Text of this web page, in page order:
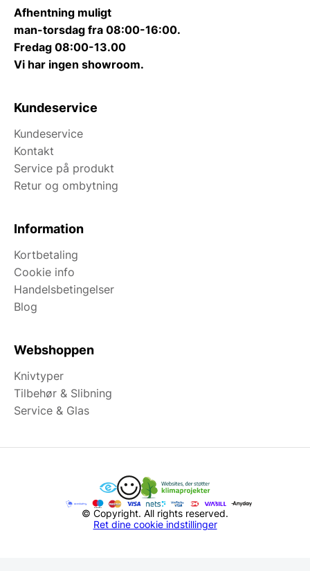
Afhentning muligt
man-torsdag fra 08:00-16:00.
Fredag 08:00-13.00
Vi har ingen showroom.
Kundeservice
Kundeservice
Kontakt
Service på produkt
Retur og ombytning
Information
Kortbetaling
Cookie info
Handelsbetingelser
Blog
Webshoppen
Knivtyper
Tilbehør & Slibning
Service & Glas
© Copyright. All rights reserved.
Ret dine cookie indstillinger